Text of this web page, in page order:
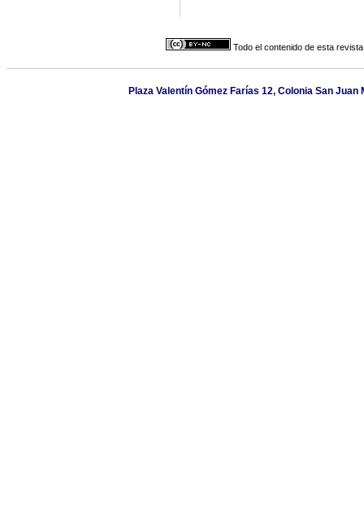
Todo el contenido de esta
Plaza Valentín Gómez Farías 12, Colonia San